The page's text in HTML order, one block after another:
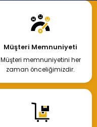
Müşteri Memnuniyeti
Müşteri memnuniyetini her
zaman önceliğimizdir.